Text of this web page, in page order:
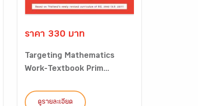
ราคา 330 บาท
Targeting Mathematics
Work-Textbook Prim...
ดูรายละเอียด